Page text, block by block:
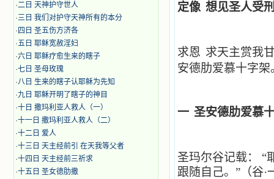
·二日 天神护守世人
·三日 我们对护守天神所有的本分
· 四日 圣五伤方济各
·五日 耶稣宽赦淫妇
·六日 耶稣疗愈生来的瞎子
·七日 圣母玫瑰
·八日 生来的瞎子认耶稣为先知
·九日 耶稣开明了瞎子的神目
·十日 撒玛利亚人救人（一）
·十一日 撒玛利亚人救人（二）
·十二日 爱人
·十三日 天主经前引 在天我等父者
·十四日 天主经前三祈求
·十五日 圣女德肋撒
定像 想见圣人受
求恩 求天主赏我
安德肋爱慕十字架
一 圣安德肋爱慕
圣玛尔谷记载：
“
跟随自己。”（谷·